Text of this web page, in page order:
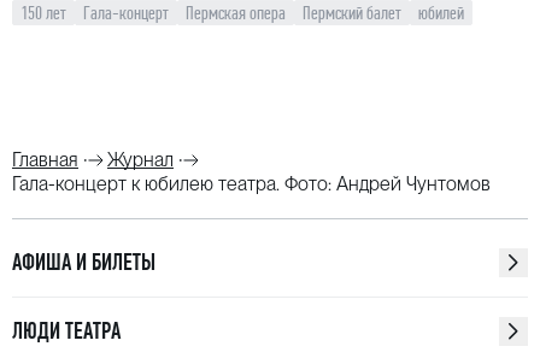
150 лет Гала-концерт Пермская опера Пермский балет юбилей
Главная
Журнал
Гала-концерт к юбилею театра. Фото: Андрей Чунтомов
АФИША И БИЛЕТЫ
ЛЮДИ ТЕАТРА